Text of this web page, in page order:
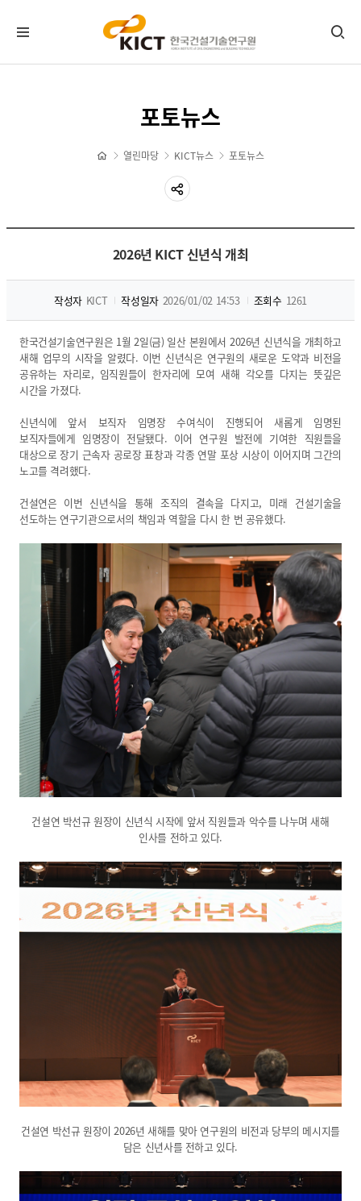
포토뉴스
홍보센터
기관홍보물
정기간행물
뉴스레터 신청/해지
CI 다운로드
자료실
열린 KICT
입찰공고
채용공고
연구부정행위 신고센터
화재안전 불법건축자재신고
작업중지 요청제
윤리경영
윤리헌장
수의계약 현황
부패징계현황
윤리위반신고센터
포토뉴스
열린마당 KICT뉴스 포토뉴스
2026년 KICT 신년식 개최
작성자 KICT 작성일자 2026/01/02 14:53 조회수 1261
한국건설기술연구원은 1월 2일(금) 일산 본원에서 2026년 신년식을 개최하고
새해 업무의 시작을 알렸다. 이번 신년식은 연구원의 새로운 도약과 비전을
공유하는 자리로, 임직원들이 한자리에 모여 새해 각오를 다지는 뜻깊은
시간을 가졌다.
신년식에 앞서 보직자 임명장 수여식이 진행되어 새롭게 임명된
보직자들에게 임명장이 전달됐다. 이어 연구원 발전에 기여한 직원들을
대상으로 장기 근속자 공로장 표창과 각종 연말 포상 시상이 이어지며 그간의
노고를 격려했다.
건설연은 이번 신년식을 통해 조직의 결속을 다지고, 미래 건설기술을
선도하는 연구기관으로서의 책임과 역할을 다시 한 번 공유했다.
건설연 박선규 원장이 신년식 시작에 앞서 직원들과 악수를 나누며 새해
인사를 전하고 있다.
건설연 박선규 원장이 2026년 새해를 맞아 연구원의 비전과 당부의 메시지를
담은 신년사를 전하고 있다.